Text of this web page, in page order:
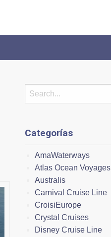
Categorías
AmaWaterways
Atlas Ocean Voyages
Australis
Carnival Cruise Line
CroisiEurope
Crystal Cruises
Disney Cruise Line